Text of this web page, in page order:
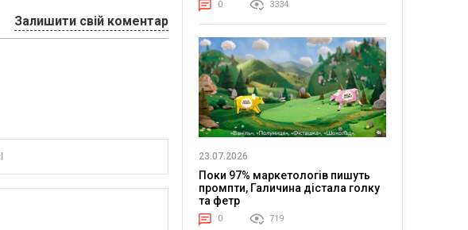
Залишити свій коментар
0 3334
23.07.2026
Поки 97% маркетологів пишуть
промпти, Галичина дістала голку
та фетр
0 719